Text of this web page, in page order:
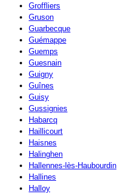
Groffliers
Gruson
Guarbecque
Guémappe
Guemps
Guesnain
Guigny
Guînes
Guisy
Gussignies
Habarcq
Haillicourt
Haisnes
Halinghen
Hallennes-lès-Haubourdin
Hallines
Halloy